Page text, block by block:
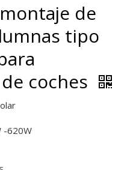
de
tipo
coches
-620W